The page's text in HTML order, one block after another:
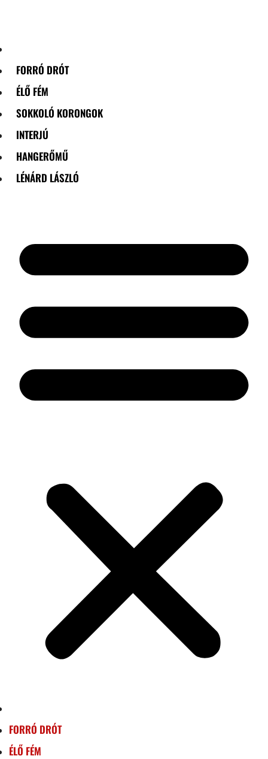
FORRÓ DRÓT
ÉLŐ FÉM
SOKKOLÓ KORONGOK
INTERJÚ
HANGERŐMŰ
LÉNÁRD LÁSZLÓ
FORRÓ DRÓT
ÉLŐ FÉM